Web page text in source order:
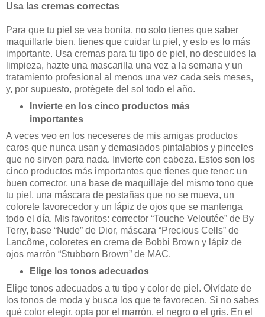
Usa las cremas correctas
Para que tu piel se vea bonita, no solo tienes que saber
maquillarte bien, tienes que cuidar tu piel, y esto es lo más
importante. Usa cremas para tu tipo de piel, no descuides la
limpieza, hazte una mascarilla una vez a la semana y un
tratamiento profesional al menos una vez cada seis meses,
y, por supuesto, protégete del sol todo el año.
Invierte en los cinco productos más
importantes
A veces veo en los neceseres de mis amigas productos
caros que nunca usan y demasiados pintalabios y pinceles
que no sirven para nada. Invierte con cabeza. Estos son los
cinco productos más importantes que tienes que tener: un
buen corrector, una base de maquillaje del mismo tono que
tu piel, una máscara de pestañas que no se mueva, un
colorete favorecedor y un lápiz de ojos que se mantenga
todo el día. Mis favoritos: corrector “Touche Veloutée” de By
Terry, base “Nude” de Dior, máscara “Precious Cells” de
Lancôme, coloretes en crema de Bobbi Brown y lápiz de
ojos marrón “Stubborn Brown” de MAC.
Elige los tonos adecuados
Elige tonos adecuados a tu tipo y color de piel. Olvídate de
los tonos de moda y busca los que te favorecen. Si no sabes
qué color elegir, opta por el marrón, el negro o el gris. En el